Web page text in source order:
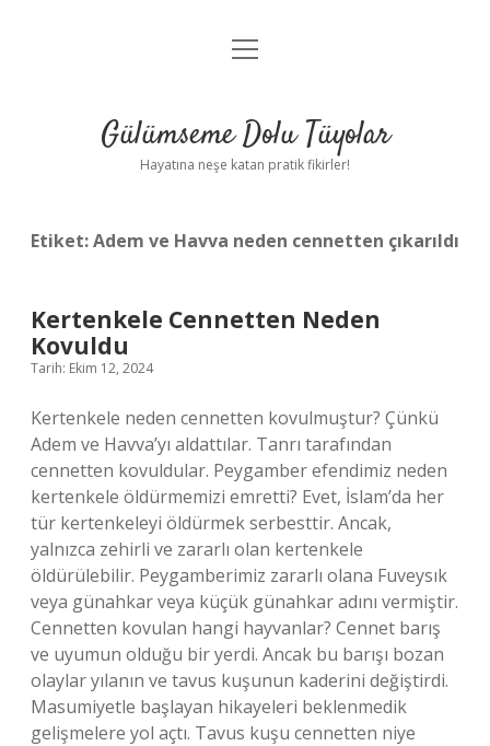
Anasayfa
Yasal Uyarı
menüyü
Gülümseme Dolu Tüyolar
Hayatına neşe katan pratik fikirler!
Etiket:Adem ve Havva neden cennetten çıkarıldı
Kertenkele Cennetten Neden
Kovuldu
Tarih: Ekim 12, 2024
Kertenkele neden cennetten kovulmuştur? Çünkü
Adem ve Havva’yı aldattılar. Tanrı tarafından
cennetten kovuldular. Peygamber efendimiz neden
kertenkele öldürmemizi emretti? Evet, İslam’da her
tür kertenkeleyi öldürmek serbesttir. Ancak,
yalnızca zehirli ve zararlı olan kertenkele
öldürülebilir. Peygamberimiz zararlı olana Fuveysık
veya günahkar veya küçük günahkar adını vermiştir.
Cennetten kovulan hangi hayvanlar? Cennet barış
ve uyumun olduğu bir yerdi. Ancak bu barışı bozan
olaylar yılanın ve tavus kuşunun kaderini değiştirdi.
Masumiyetle başlayan hikayeleri beklenmedik
gelişmelere yol açtı. Tavus kuşu cennetten niye